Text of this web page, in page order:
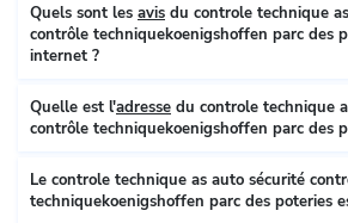
Quels sont les avis du controle technique
contrôle techniquekoenigshoffen parc des
internet ?
Quelle est l'adresse du controle technique
contrôle techniquekoenigshoffen parc des
Le controle technique as auto sécurité